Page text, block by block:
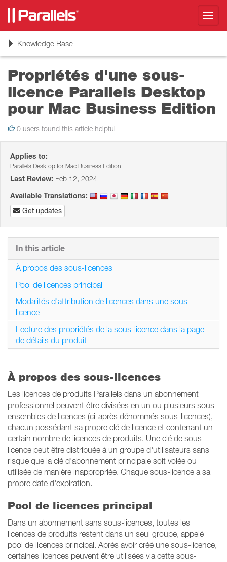
ToggleKnowledge Base
Propriétés d'une sous-
licence Parallels Desktop
pour Mac Business Edition
0 users found this article helpful
Applies to:
Parallels Desktop for Mac Business Edition
Last Review: Feb 12, 2024
Available Translations:
Get updates
À propos des sous-licences
Les licences de produits Parallels dans un abonnement
professionnel peuvent être divisées en un ou plusieurs sous-
ensembles de licences (ci-après dénommés sous-licences),
chacun possédant sa propre clé de licence et contenant un
certain nombre de licences de produits. Une clé de sous-
licence peut être distribuée à un groupe d'utilisateurs sans
risque que la clé d'abonnement principale soit volée ou
utilisée de manière inappropriée. Chaque sous-licence a sa
propre date d'expiration.
Pool de licences principal
Dans un abonnement sans sous-licences, toutes les
licences de produits restent dans un seul groupe, appelé
pool de licences principal. Après avoir créé une sous-licence,
certaines licences peuvent être utilisées via cette sous-
In this article
À propos des sous-licences
Pool de licences principal
Modalités d'attribution de licences dans une sous-
licence
Lecture des propriétés de la sous-licence dans la page
de détails du produit